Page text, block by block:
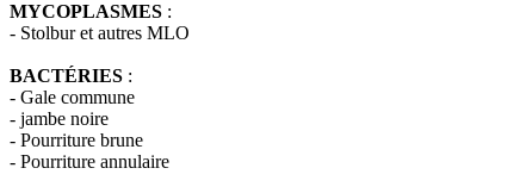
MYCOPLASMES :
- Stolbur et autres MLO
BACTÉRIES :
- Gale commune
- jambe noire
- Pourriture brune
- Pourriture annulaire